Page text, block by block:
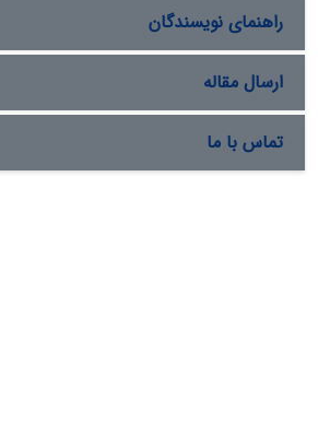
راهنمای نویسندگان
ارسال مقاله
تماس با ما